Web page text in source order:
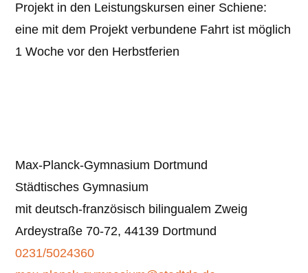
Projekt in den Leistungskursen einer Schiene:
eine mit dem Projekt verbundene Fahrt ist möglich
1 Woche vor den Herbstferien
Max-Planck-Gymnasium Dortmund
Städtisches Gymnasium
mit deutsch-französisch bilingualem Zweig
Ardeystraße 70-72, 44139 Dortmund
0231/5024360